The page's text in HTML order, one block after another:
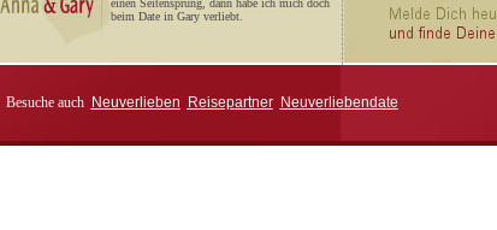
einen Seitensprung, dann habe ich mich doch
beim Date in Gary verliebt.
Besuche auch Neuverlieben Reisepartner Neuverliebendate